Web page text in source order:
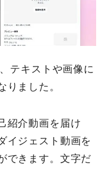
テキストや画像に
りました。
紹介動画を届け
イジェスト動画を
できます。文字だ